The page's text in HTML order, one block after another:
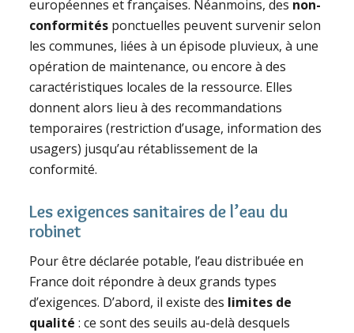
européennes et françaises. Néanmoins, des non-
conformités ponctuelles peuvent survenir selon
les communes, liées à un épisode pluvieux, à une
opération de maintenance, ou encore à des
caractéristiques locales de la ressource. Elles
donnent alors lieu à des recommandations
temporaires (restriction d’usage, information des
usagers) jusqu’au rétablissement de la
conformité.
Les exigences sanitaires de l’eau du
robinet
Pour être déclarée potable, l’eau distribuée en
France doit répondre à deux grands types
d’exigences. D’abord, il existe des limites de
qualité : ce sont des seuils au-delà desquels